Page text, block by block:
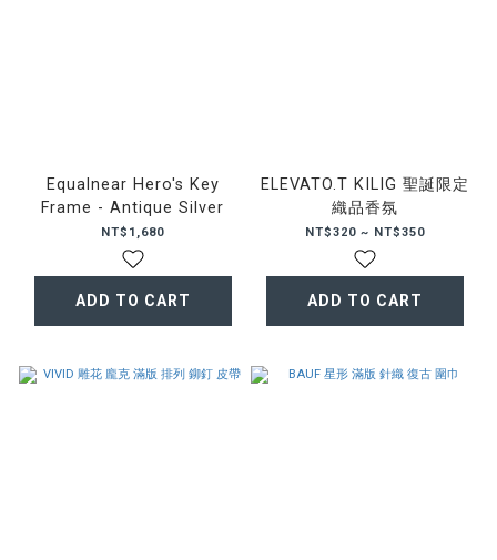
Equalnear Hero's Key
Frame - Antique Silver
NT$1,680
ADD TO CART
ELEVATO.T KILIG 聖誕限定
織品香氛
NT$320 ~ NT$350
ADD TO CART